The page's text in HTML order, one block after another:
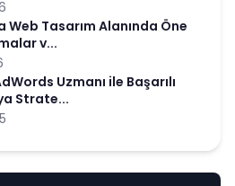
Tasarım Alanında Öne
v...
Uzmanı ile Başarılı
Strate...